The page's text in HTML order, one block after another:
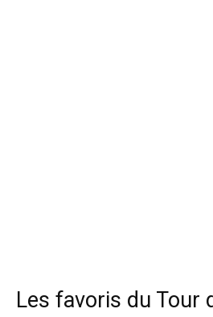
Les favoris du Tour